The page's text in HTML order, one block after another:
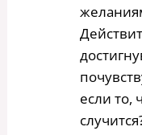
если то,